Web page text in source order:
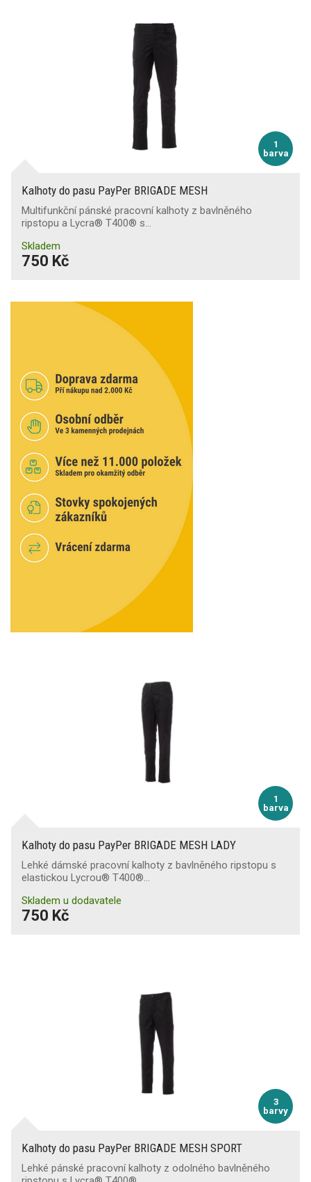
1
barva
Kalhoty do pasu PayPer BRIGADE MESH
Multifunkční pánské pracovní kalhoty z bavlněného
ripstopu a Lycra® T400® s…
Skladem
750 Kč
1
barva
Kalhoty do pasu PayPer BRIGADE MESH LADY
Lehké dámské pracovní kalhoty z bavlněného ripstopu s
elastickou Lycrou® T400®…
Skladem u dodavatele
750 Kč
3
barvy
Kalhoty do pasu PayPer BRIGADE MESH SPORT
Lehké pánské pracovní kalhoty z odolného bavlněného